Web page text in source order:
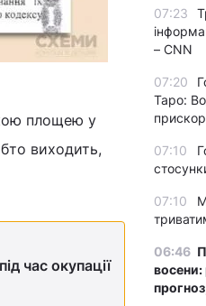
площею у
виходить,
час окупації
07:23
– CNN
07:20
Таро:
07:10
07:10
06:46
восени: